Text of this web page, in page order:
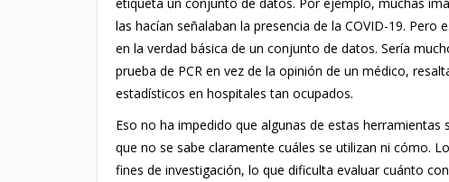
las hacían señalaban la presencia de la COVID-19.
en la verdad básica de un conjunto de datos. Sería
prueba de PCR en vez de la opinión de un médico,
estadísticos en hospitales tan ocupados.
Eso no ha impedido que algunas de estas
que no se sabe claramente cuáles se utilizan ni cómo.
fines de investigación, lo que dificulta evaluar cuánto